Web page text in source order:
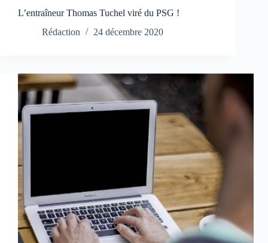
L’entraîneur Thomas Tuchel viré du PSG !
Rédaction
24 décembre 2020